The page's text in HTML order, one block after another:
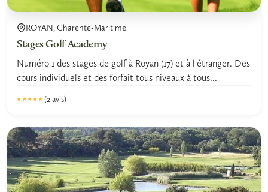
ROYAN, Charente-Maritime
Stages Golf Academy
Numéro 1 des stages de golf à Royan (17) et à l'étranger. Des
cours individuels et des forfait tous niveaux à tous...
★★★★★
★★★★★ (2 avis)